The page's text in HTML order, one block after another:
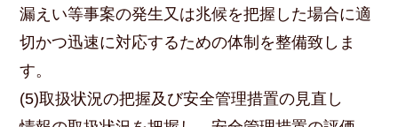
漏えい等事案の発生又は兆候を把握した場合に適
切かつ迅速に対応するための体制を整備致しま
す。
(5)取扱状況の把握及び安全管理措置の見直し